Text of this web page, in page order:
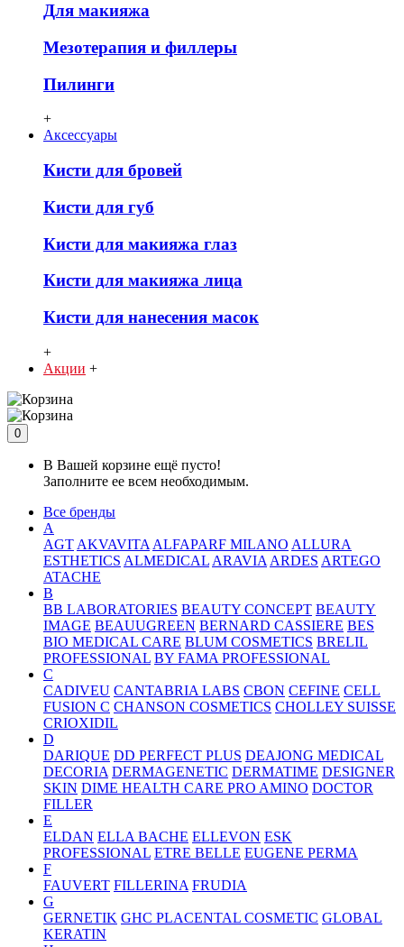
Для макияжа
Мезотерапия и филлеры
Пилинги
+
Аксессуары
Кисти для бровей
Кисти для губ
Кисти для макияжа глаз
Кисти для макияжа лица
Кисти для нанесения масок
+
Акции +
0
В Вашей корзине ещё пусто!
Заполните ее всем необходимым.
Все бренды
A
AGT AKVAVITA ALFAPARF MILANO ALLURA
ESTHETICS ALMEDICAL ARAVIA ARDES ARTEGO
ATACHE
B
BB LABORATORIES BEAUTY CONCEPT BEAUTY
IMAGE BEAUUGREEN BERNARD CASSIERE BES
BIO MEDICAL CARE BLUM COSMETICS BRELIL
PROFESSIONAL BY FAMA PROFESSIONAL
C
CADIVEU CANTABRIA LABS CBON CEFINE CELL
FUSION C CHANSON COSMETICS CHOLLEY SUISSE
CRIOXIDIL
D
DARIQUE DD PERFECT PLUS DEAJONG MEDICAL
DECORIA DERMAGENETIC DERMATIME DESIGNER
SKIN DIME HEALTH CARE PRO AMINO DOCTOR
FILLER
E
ELDAN ELLA BACHE ELLEVON ESK
PROFESSIONAL ETRE BELLE EUGENE PERMA
F
FAUVERT FILLERINA FRUDIA
G
GERNETIK GHC PLACENTAL COSMETIC GLOBAL
KERATIN